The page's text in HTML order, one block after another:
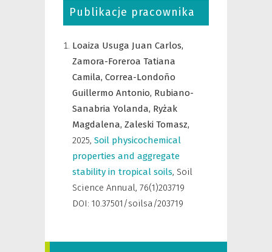
Publikacje pracownika
Loaiza Usuga Juan Carlos,
Zamora-Foreroa Tatiana
Camila, Correa-Londoño
Guillermo Antonio, Rubiano-
Sanabria Yolanda, Ryżak
Magdalena, Zaleski Tomasz,
2025, Soil physicochemical
properties and aggregate
stability in tropical soils, Soil
Science Annual, 76(1)203719
DOI: 10.37501/soilsa/203719